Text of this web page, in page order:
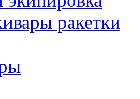
ракетки